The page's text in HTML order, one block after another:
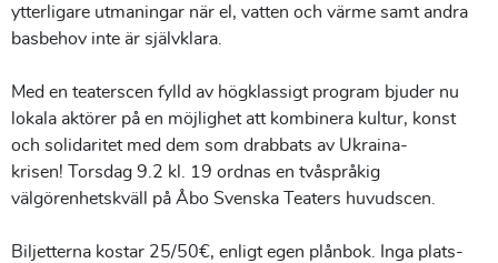
ytterligare utmaningar när el, vatten och värme samt andra
basbehov inte är självklara.
Med en teaterscen fylld av högklassigt program bjuder nu
lokala aktörer på en möjlighet att kombinera kultur, konst
och solidaritet med dem som drabbats av Ukraina-
krisen! Torsdag 9.2 kl. 19 ordnas en tvåspråkig
välgörenhetskväll på Åbo Svenska Teaters huvudscen.
Biljetterna kostar 25/50€, enligt egen plånbok. Inga plats-